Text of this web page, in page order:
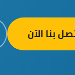
بنا الآن